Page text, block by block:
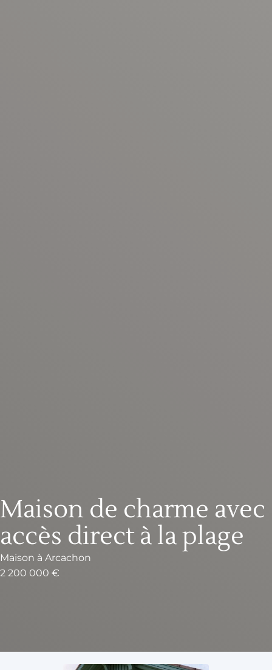
Maison de charme avec
accès direct à la plage
Maison à Arcachon
2 200 000 €